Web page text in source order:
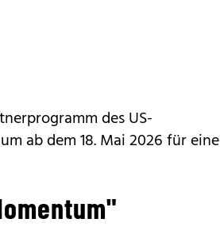
des US-
ab dem 18. Mai 2026 für eine